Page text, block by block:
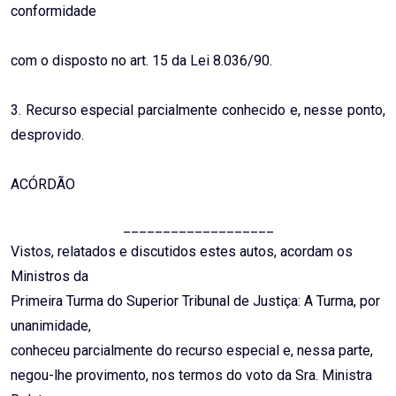
conformidade
com o disposto no art. 15 da Lei 8.036/90.
3. Recurso especial parcialmente conhecido e, nesse ponto,
desprovido.
ACÓRDÃO
Vistos, relatados e discutidos estes autos, acordam os
Ministros da
Primeira Turma do Superior Tribunal de Justiça: A Turma, por
unanimidade,
conheceu parcialmente do recurso especial e, nessa parte,
negou-lhe provimento, nos termos do voto da Sra. Ministra